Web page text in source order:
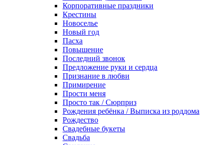
Корпоративные праздники
Крестины
Новоселье
Новый год
Пасха
Повышение
Последний звонок
Предложение руки и сердца
Признание в любви
Примирение
Прости меня
Просто так / Сюрприз
Рождения ребёнка / Выписка из роддома
Рождество
Свадебные букеты
Свадьба